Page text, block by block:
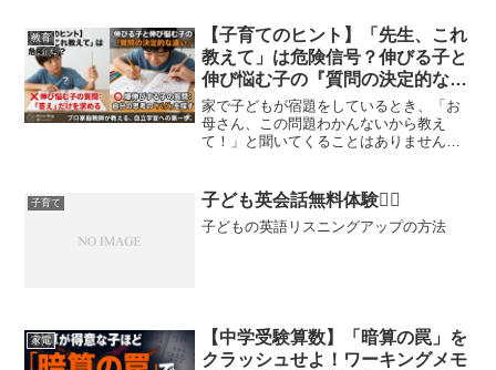
「算数・数学とどう向き合っているか」
が一発でわかります。そして...
教育
【子育てのヒント】「先生、これ
教えて」は危険信号？伸びる子と
伸び悩む子の『質問の決定的な違
い』
家で子どもが宿題をしているとき、「お
母さん、この問題わかんないから教え
て！」と聞いてくることはありません
あげているなら……少しだけ注意が必要
です。実は、子どもが質問に来...
子育て 子ども英会話無料体験🙎‍♀️
子どもの英語リスニングアップの方法
家電
【中学受験算数】「暗算の罠」を
クラッシュせよ！ワーキングメモ